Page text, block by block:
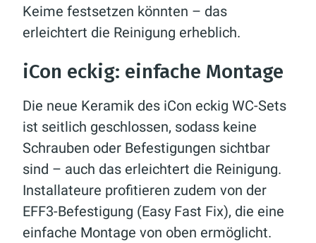
Keime festsetzen könnten – das
erleichtert die Reinigung erheblich.
iCon eckig: einfache Montage
Die neue Keramik des iCon eckig WC-Sets
ist seitlich geschlossen, sodass keine
Schrauben oder Befestigungen sichtbar
sind – auch das erleichtert die Reinigung.
Installateure profitieren zudem von der
EFF3-Befestigung (Easy Fast Fix), die eine
einfache Montage von oben ermöglicht.